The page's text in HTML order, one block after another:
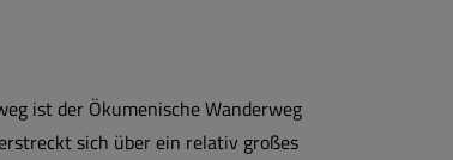
ist der Ökumenische Wanderweg
sich über ein relativ großes